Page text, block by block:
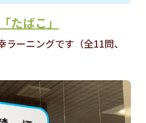
たばこ」
ーニングです（全11問、